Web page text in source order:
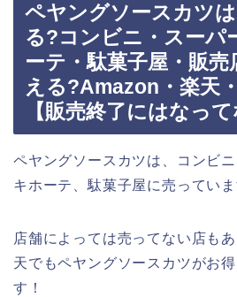
ペヤングソースカツ
る?コンビニ・スーパ
ーテ・駄菓子屋・販
える?Amazon・楽天
【販売終了にはなって
ペヤングソースカツは、コンビ
キホーテ、駄菓子屋に売っていま
店舗によっては売ってない店も
天でもペヤングソースカツがお
す！